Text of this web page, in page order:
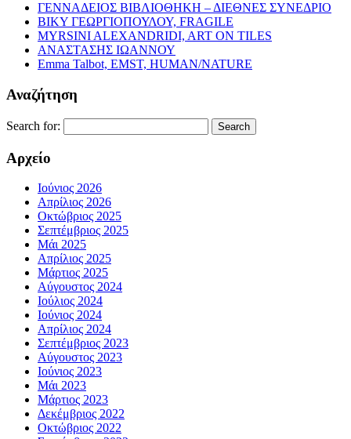
ΓΕΝΝΑΔΕΙΟΣ ΒΙΒΛΙΟΘΗΚΗ – ΔΙΕΘΝΕΣ ΣΥΝΕΔΡΙΟ
ΒΙΚΥ ΓΕΩΡΓΙΟΠΟΥΛΟΥ, FRAGILE
MYRSINI ALEXANDRIDI, ART ON TILES
ΑΝΑΣΤΑΣΗΣ ΙΩΑΝΝΟΥ
Emma Talbot, EMST, HUMAN/NATURE
Αναζήτηση
Search for:
Αρχείο
Ιούνιος 2026
Απρίλιος 2026
Οκτώβριος 2025
Σεπτέμβριος 2025
Μάι 2025
Απρίλιος 2025
Μάρτιος 2025
Αύγουστος 2024
Ιούλιος 2024
Ιούνιος 2024
Απρίλιος 2024
Σεπτέμβριος 2023
Αύγουστος 2023
Ιούνιος 2023
Μάι 2023
Μάρτιος 2023
Δεκέμβριος 2022
Οκτώβριος 2022